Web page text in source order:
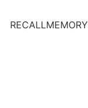
RECALLMEMORY